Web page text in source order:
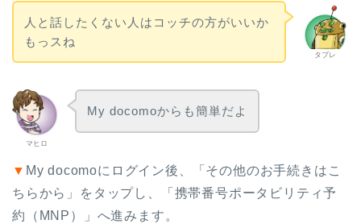
タブレ
人と話したくない人はコッチの方がいいか
もっスね
マヒロ
My docomoからも簡単だよ
▼ My docomoにログイン後、「その他のお手続きはこ
ちらから」をタップし、「携帯番号ポータビリティ予
約（MNP）」へ進みます。